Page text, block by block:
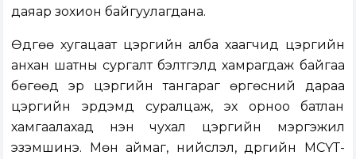
даяар зохион байгуулагдана.
Өдгөө хугацаат цэргийн алба хаагчид цэргийн
анхан шатны сургалт бэлтгэлд хамрагдаж байгаа
бөгөөд эр цэргийн тангараг өргөсний дараа
цэргийн эрдэмд суралцаж, эх орноо батлан
хамгаалахад нэн чухал цэргийн мэргэжил
эзэмшинэ. Мөн аймаг, нийслэл, дүүргийн МСҮТ-